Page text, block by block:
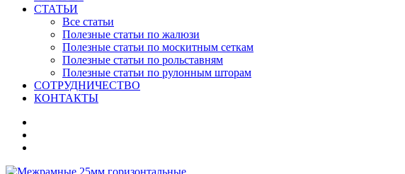
СТАТЬИ
Все статьи
Полезные статьи по жалюзи
Полезные статьи по москитным сеткам
Полезные статьи по рольставням
Полезные статьи по рулонным шторам
СОТРУДНИЧЕСТВО
КОНТАКТЫ